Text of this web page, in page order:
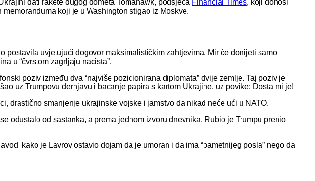
dati rakete dugog dometa Tomahawk, podsjeća Financial Times, koji donosi
koji je u Washington stigao iz Moskve.
postavila uvjetujući dogovor maksimalističkim zahtjevima. Mir će donijeti samo
u “čvrstom zagrljaju nacista”.
poziv između dva “najviše pozicionirana diplomata” dvije zemlje. Taj poziv je
uz Trumpovu dernjavu i bacanje papira s kartom Ukrajine, uz povike: Dosta mi je!
drastično smanjenje ukrajinske vojske i jamstvo da nikad neće ući u NATO.
odustalo od sastanka, a prema jednom izvoru dnevnika, Rubio je Trumpu prenio
kako je Lavrov ostavio dojam da je umoran i da ima “pametnijeg posla” nego da